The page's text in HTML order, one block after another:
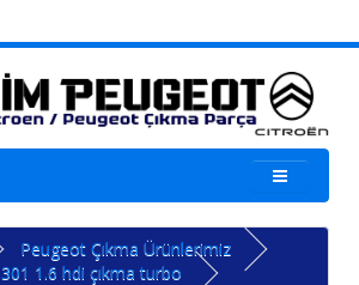
Peugeot Çıkma Ürünlerimiz
301 1.6 hdi çıkma turbo